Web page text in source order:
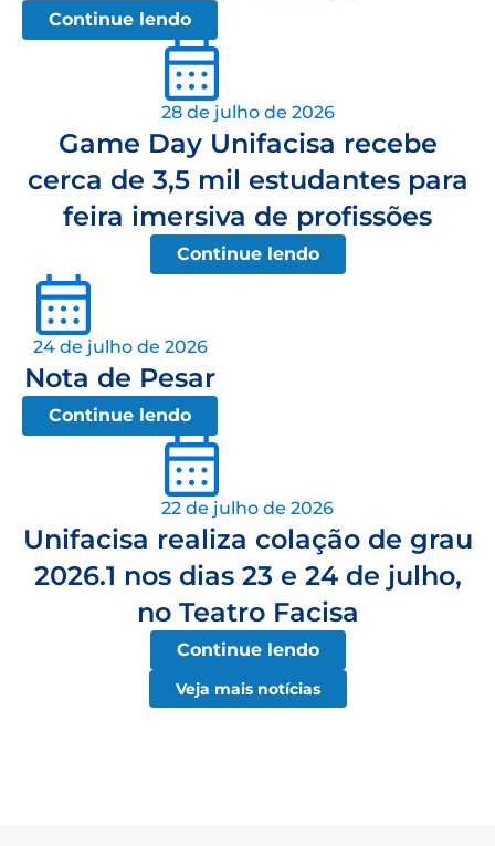
Continue lendo
28 de julho de 2026
Game Day Unifacisa recebe
cerca de 3,5 mil estudantes para
feira imersiva de profissões
Continue lendo
24 de julho de 2026
Nota de Pesar
Continue lendo
22 de julho de 2026
Unifacisa realiza colação de grau
2026.1 nos dias 23 e 24 de julho,
no Teatro Facisa
Continue lendo
Veja mais notícias